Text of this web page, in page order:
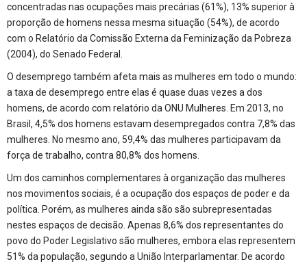
concentradas nas ocupações mais precárias (61%), 13% superior à
proporção de homens nessa mesma situação (54%), de acordo
com o Relatório da Comissão Externa da Feminização da Pobreza
(2004), do Senado Federal.
O desemprego também afeta mais as mulheres em todo o mundo:
a taxa de desemprego entre elas é quase duas vezes a dos
homens, de acordo com relatório da ONU Mulheres. Em 2013, no
Brasil, 4,5% dos homens estavam desempregados contra 7,8% das
mulheres. No mesmo ano, 59,4% das mulheres participavam da
força de trabalho, contra 80,8% dos homens.
Um dos caminhos complementares à organização das mulheres
nos movimentos sociais, é a ocupação dos espaços de poder e da
política. Porém, as mulheres ainda são são subrepresentadas
nestes espaços de decisão. Apenas 8,6% dos representantes do
povo do Poder Legislativo são mulheres, embora elas representem
51% da população, segundo a União Interparlamentar. De acordo